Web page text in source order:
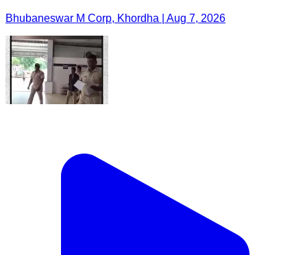
Bhubaneswar M Corp, Khordha | Aug 7, 2026